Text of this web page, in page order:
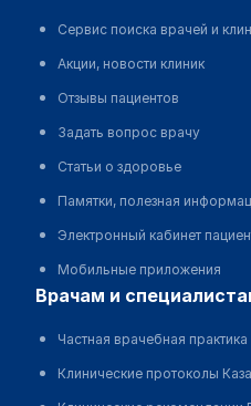
Сервис поиска врачей и
Акции, новости клиник
Отзывы пациентов
Задать вопрос врачу
Статьи о здоровье
Памятки, полезная
Электронный кабинет
Мобильные приложения
врачам и
Частная врачебная практика
Клинические протоколы